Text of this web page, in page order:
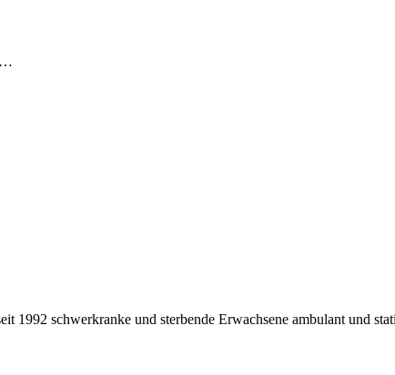
1992 schwerkranke und sterbende Erwachsene ambulant und